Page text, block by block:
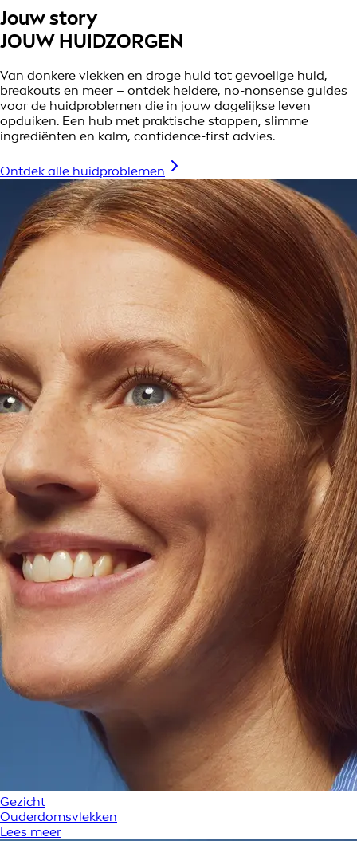
Jouw story
JOUW HUIDZORGEN
Van donkere vlekken en droge huid tot gevoelige huid,
breakouts en meer – ontdek heldere, no-nonsense guides
voor de huidproblemen die in jouw dagelijkse leven
opduiken. Een hub met praktische stappen, slimme
ingrediënten en kalm, confidence-first advies.
Ontdek alle huidproblemen
Gezicht
Ouderdomsvlekken
Lees meer